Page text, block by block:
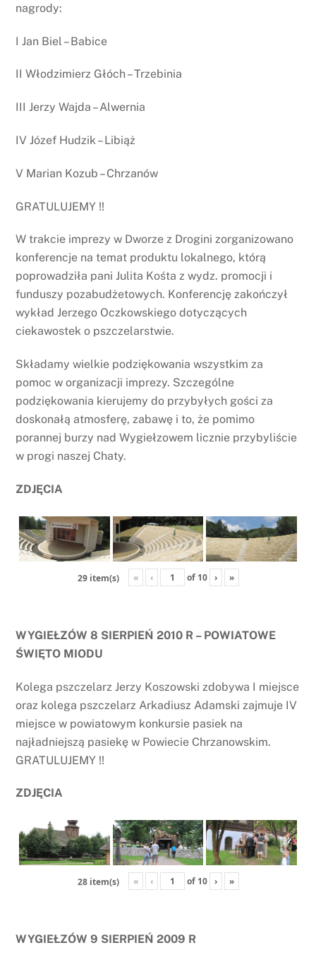
nagrody:
I Jan Biel – Babice
II Włodzimierz Głóch – Trzebinia
III Jerzy Wajda – Alwernia
IV Józef Hudzik – Libiąż
V Marian Kozub – Chrzanów
GRATULUJEMY !!
W trakcie imprezy w Dworze z Drogini zorganizowano
konferencje na temat produktu lokalnego, którą
poprowadziła pani Julita Kośta z wydz. promocji i
funduszy pozabudżetowych. Konferencję zakończył
wykład Jerzego Oczkowskiego dotyczących
ciekawostek o pszczelarstwie.
Składamy wielkie podziękowania wszystkim za
pomoc w organizacji imprezy. Szczególne
podziękowania kierujemy do przybyłych gości za
doskonałą atmosferę, zabawę i to, że pomimo
porannej burzy nad Wygiełzowem licznie przybyliście
w progi naszej Chaty.
ZDJĘCIA
29 item(s) « ‹ of 10 › »
WYGIEŁZÓW 8 SIERPIEŃ 2010 R – POWIATOWE
ŚWIĘTO MIODU
Kolega pszczelarz Jerzy Koszowski zdobywa I miejsce
oraz kolega pszczelarz Arkadiusz Adamski zajmuje IV
miejsce w powiatowym konkursie pasiek na
najładniejszą pasiekę w Powiecie Chrzanowskim.
GRATULUJEMY !!
ZDJĘCIA
28 item(s) « ‹ of 10 › »
WYGIEŁZÓW 9 SIERPIEŃ 2009 R